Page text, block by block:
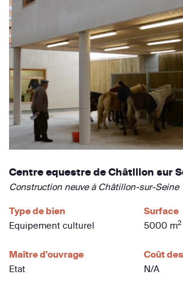
Centre equestre de Châtillon sur
Construction neuve à Châtillon-sur-Seine
Type de bien
Equipement culturel
Surface
5000 m2
Maître d'ouvrage
Etat
Coût
N/A